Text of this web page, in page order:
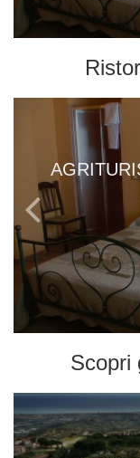
Scopri